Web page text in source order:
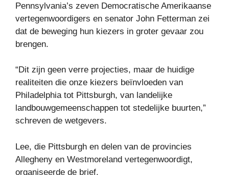
Pennsylvania’s zeven Democratische Amerikaanse
vertegenwoordigers en senator John Fetterman zei
dat de beweging hun kiezers in groter gevaar zou
brengen.
“Dit zijn geen verre projecties, maar de huidige
realiteiten die onze kiezers beïnvloeden van
Philadelphia tot Pittsburgh, van landelijke
landbouwgemeenschappen tot stedelijke buurten,”
schreven de wetgevers.
Lee, die Pittsburgh en delen van de provincies
Allegheny en Westmoreland vertegenwoordigt,
organiseerde de brief.